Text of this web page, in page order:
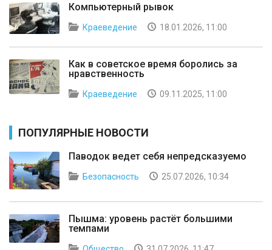
Компьютерный рывок
Краеведение 18.01.2026, 11:00
Как в советское время боролись за
нравственность
Краеведение 09.11.2025, 11:00
ПОПУЛЯРНЫЕ НОВОСТИ
Паводок ведет себя непредсказуемо
Безопасность 25.07.2026, 10:34
Пышма: уровень растёт большими
темпами